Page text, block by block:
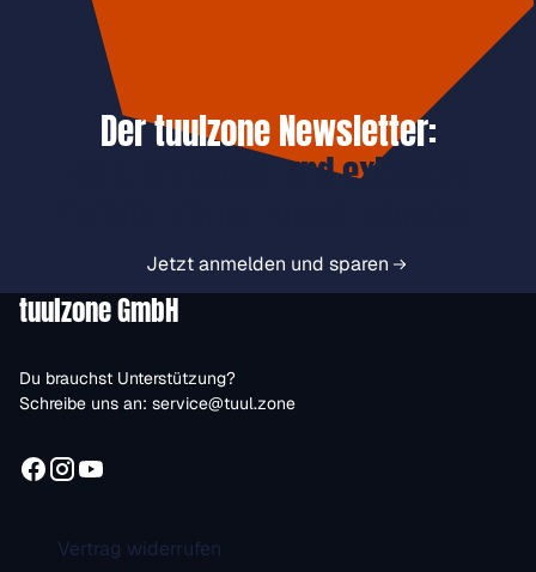
Der tuulzone Newsletter:
Jetzt anmelden und exklusive
Jetzt anmelden und sparen
tuulzone GmbH
Du brauchst Unterstützung?
Schreibe uns an: service@tuul.zone
Vertrag widerrufen